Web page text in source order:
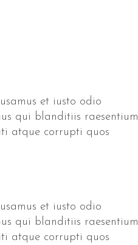
et iusto odio
qui blanditiis raesentium
atque corrupti quos
et iusto odio
qui blanditiis raesentium
atque corrupti quos